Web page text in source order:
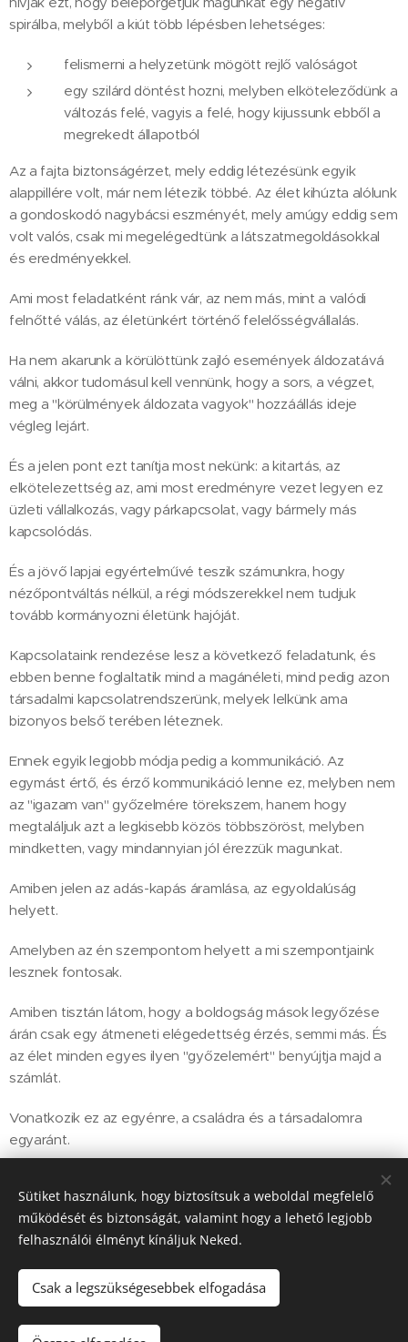
spirálba, melyből a kiút több lépésben lehetséges:
felismerni a helyzetünk mögött rejlő valóságot
egy szilárd döntést hozni, melyben elköteleződünk a
változás felé, vagyis a felé, hogy kijussunk ebből a
megrekedt állapotból
Az a fajta biztonságérzet, mely eddig létezésünk egyik
alappillére volt, már nem létezik többé. Az élet kihúzta alólunk
a gondoskodó nagybácsi eszményét, mely amúgy eddig sem
volt valós, csak mi megelégedtünk a látszatmegoldásokkal
és eredményekkel.
Ami most feladatként ránk vár, az nem más, mint a valódi
felnőtté válás, az életünkért történő felelősségvállalás.
Ha nem akarunk a körülöttünk zajló események áldozatává
válni, akkor tudomásul kell vennünk, hogy a sors, a végzet,
meg a "körülmények áldozata vagyok" hozzáállás ideje
végleg lejárt.
És a jelen pont ezt tanítja most nekünk: a kitartás, az
elkötelezettség az, ami most eredményre vezet legyen ez
üzleti vállalkozás, vagy párkapcsolat, vagy bármely más
kapcsolódás.
És a jövő lapjai egyértelművé teszik számunkra, hogy
nézőpontváltás nélkül, a régi módszerekkel nem tudjuk
tovább kormányozni életünk hajóját.
Kapcsolataink rendezése lesz a következő feladatunk, és
ebben benne foglaltatik mind a magánéleti, mind pedig azon
társadalmi kapcsolatrendszerünk, melyek lelkünk ama
bizonyos belső terében léteznek.
Ennek egyik legjobb módja pedig a kommunikáció. Az
egymást értő, és érző kommunikáció lenne ez, melyben nem
az "igazam van" győzelmére törekszem, hanem hogy
megtaláljuk azt a legkisebb közös többszöröst, melyben
mindketten, vagy mindannyian jól érezzük magunkat.
Amiben jelen az adás-kapás áramlása, az egyoldalúság
helyett.
Amelyben az én szempontom helyett a mi szempontjaink
lesznek fontosak.
Amiben tisztán látom, hogy a boldogság mások legyőzése
árán csak egy átmeneti elégedettség érzés, semmi más. És
az élet minden egyes ilyen "győzelemért" benyújtja majd a
számlát.
Vonatkozik ez az egyénre, a családra és a társadalomra
egyaránt.
Szeretettel, Györgyi
© Korek Györgyi 2020
Sütiket használunk, hogy biztosítsuk a weboldal megfelelő
működését és biztonságát, valamint hogy a lehető legjobb
felhasználói élményt kínáljuk Neked.
Csak a legszükségesebbek elfogadása